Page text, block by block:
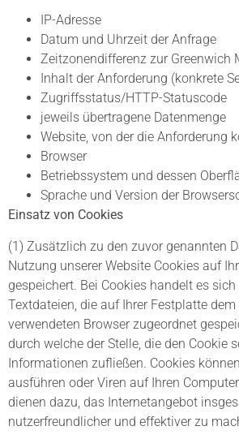
IP-Adresse
Datum und Uhrzeit der Anfrage
Zeitzonendifferenz zur Greenwich
Inhalt der Anforderung (konkrete
Zugriffsstatus/HTTP-Statuscode
jeweils übertragene Datenmenge
Website, von der die Anforderung
Browser
Betriebssystem und dessen
Sprache und Version der
Einsatz von Cookies
(1) Zusätzlich zu den zuvor genannten
Nutzung unserer Website Cookies auf
gespeichert. Bei Cookies handelt es
Textdateien, die auf Ihrer Festplatte dem
verwendeten Browser zugeordnet
durch welche der Stelle, die den Cookie
Informationen zufließen. Cookies
ausführen oder Viren auf Ihren
dienen dazu, das Internetangebot
nutzerfreundlicher und effektiver zu